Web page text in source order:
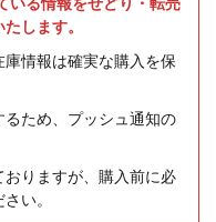
します。
情報は確実な購入を保
ため、プッシュ通知の
りますが、購入前に必
い。